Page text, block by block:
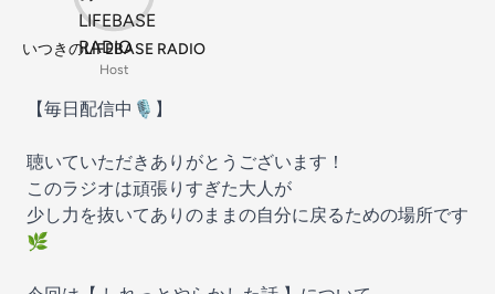
いつきのLIFEBASE RADIO
Host
【毎日配信中🎙️】
聴いていただきありがとうございます！
このラジオは頑張りすぎた大人が
少し力を抜いてありのままの自分に戻るための場所です
🌿